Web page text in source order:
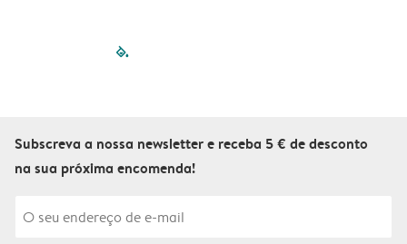
filled-pagination
Subscreva a nossa newsletter e receba 5 € de desconto
na sua próxima encomenda!